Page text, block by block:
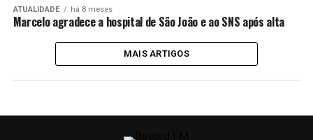
ATUALIDADE há 8 meses
Marcelo agradece a hospital de São João e ao SNS após alta
MAIS ARTIGOS